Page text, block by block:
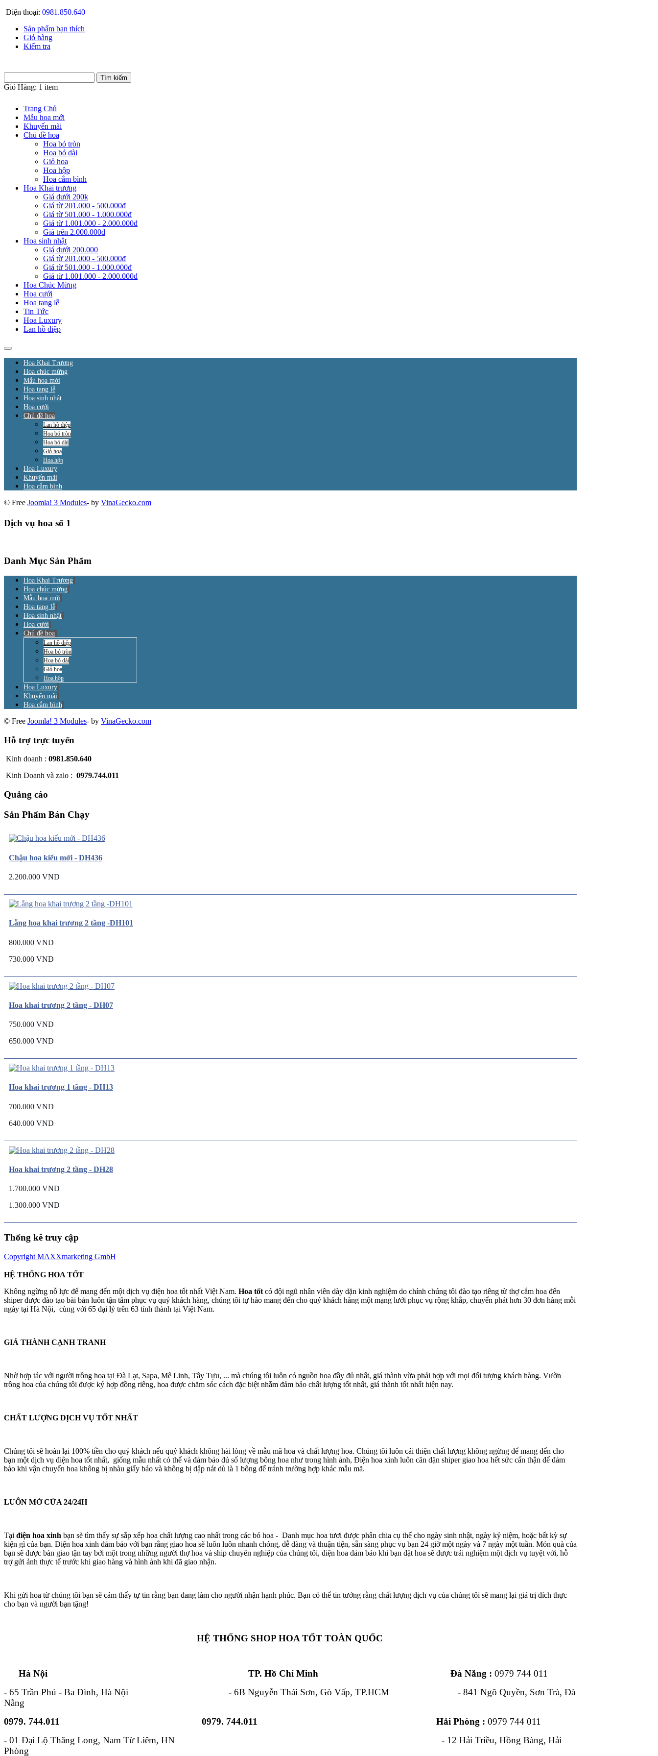
Điện thoại: 0981.850.640
Sản phẩm bạn thích
Giỏ hàng
Kiểm tra
Giỏ Hàng: 1 item
Trang Chủ
Mẫu hoa mới
Khuyến mãi
Chủ đề hoa
Hoa bó tròn
Hoa bó dài
Giỏ hoa
Hoa hộp
Hoa cắm bình
Hoa Khai trương
Giá dưới 200k
Giá từ 201.000 - 500.000đ
Giá từ 501.000 - 1.000.000đ
Giá từ 1.001.000 - 2.000.000đ
Giá trên 2.000.000đ
Hoa sinh nhật
Giá dưới 200.000
Giá từ 201.000 - 500.000đ
Giá từ 501.000 - 1.000.000đ
Giá từ 1.001.000 - 2.000.000đ
Hoa Chúc Mừng
Hoa cưới
Hoa tang lễ
Tin Tức
Hoa Luxury
Lan hồ điệp
Hoa Khai Trương
Hoa chúc mừng
Mẫu hoa mới
Hoa tang lễ
Hoa sinh nhật
Hoa cưới
Chủ đề hoa
Lan hồ điệp
Hoa bó tròn
Hoa bó dài
Giỏ hoa
Hoa hộp
Hoa Luxury
Khuyến mãi
Hoa cắm bình
© Free Joomla! 3 Modules- by VinaGecko.com
Dịch vụ hoa số 1
Danh Mục Sản Phẩm
Hoa Khai Trương
Hoa chúc mừng
Mẫu hoa mới
Hoa tang lễ
Hoa sinh nhật
Hoa cưới
Chủ đề hoa
Lan hồ điệp
Hoa bó tròn
Hoa bó dài
Giỏ hoa
Hoa hộp
Hoa Luxury
Khuyến mãi
Hoa cắm bình
© Free Joomla! 3 Modules- by VinaGecko.com
Hỗ trợ trực tuyến
Kinh doanh : 0981.850.640
Kinh Doanh và zalo : 0979.744.011
Quảng cáo
Sản Phẩm Bán Chạy
Chậu hoa kiểu mới - DH436
2.200.000 VND
Lẵng hoa khai trương 2 tầng -DH101
800.000 VND
730.000 VND
Hoa khai trương 2 tầng - DH07
750.000 VND
650.000 VND
Hoa khai trương 1 tầng - DH13
700.000 VND
640.000 VND
Hoa khai trương 2 tầng - DH28
1.700.000 VND
1.300.000 VND
Thống kê truy cập
Copyright MAXXmarketing GmbH
HỆ THỐNG HOA TỐT
Không ngừng nỗ lực để mang đến một dịch vụ điện hoa tốt nhất Việt Nam. Hoa tốt có đội ngũ nhân viên dày dặn kinh nghiệm do chính chúng tôi đào tạo riêng từ thợ cắm hoa đến
shiper được đào tạo bài bản luôn tận tâm phục vụ quý khách hàng, chúng tôi tự hào mang đến cho quý khách hàng một mạng lưới phục vụ rộng khắp, chuyển phát hơn 30 đơn hàng mỗi
ngày tại Hà Nội, cùng với 65 đại lý trên 63 tỉnh thành tại Việt Nam.
GIÁ THÀNH CẠNH TRANH
Nhờ hợp tác với người trồng hoa tại Đà Lạt, Sapa, Mê Linh, Tây Tựu, ... mà chúng tôi luôn có nguồn hoa đầy đủ nhất, giá thành vừa phải hợp với mọi đối tượng khách hàng. Vườn
trồng hoa của chúng tôi được ký hợp đồng riêng, hoa được chăm sóc cách đặc biệt nhằm đảm bảo chất lượng tốt nhất, giá thành tốt nhất hiện nay.
CHẤT LƯỢNG DỊCH VỤ TỐT NHẤT
Chúng tôi sẽ hoàn lại 100% tiền cho quý khách nếu quý khách không hài lòng về mẫu mã hoa và chất lượng hoa. Chúng tôi luôn cải thiện chất lượng không ngừng để mang đến cho
bạn một dịch vụ điện hoa tốt nhất, giống mẫu nhất có thể và đảm bảo đủ số lượng bông hoa như trong hình ảnh, Điện hoa xinh luôn căn dặn shiper giao hoa hết sức cẩn thận để đảm
bảo khi vận chuyển hoa không bị nhàu giấy báo và không bị dập nát dù là 1 bông để tránh trường hợp khác mẫu mã.
LUÔN MỞ CỬA 24/24H
Tại điện hoa xinh bạn sẽ tìm thấy sự sắp xếp hoa chất lượng cao nhất trong các bó hoa - Danh mục hoa tươi được phân chia cụ thể cho ngày sinh nhật, ngày kỷ niệm, hoặc bất kỳ sự
kiện gì của bạn. Điện hoa xinh đảm bảo với bạn rằng giao hoa sẽ luôn luôn nhanh chóng, dễ dàng và thuận tiện, sẵn sàng phục vụ bạn 24 giờ một ngày và 7 ngày một tuần. Món quà của
bạn sẽ được bàn giao tận tay bởi một trong những người thợ hoa và ship chuyên nghiệp của chúng tôi, điện hoa đảm bảo khi bạn đặt hoa sẽ được trải nghiệm một dịch vụ tuyệt vời, hỗ
trợ gửi ảnh thực tế trước khi giao hàng và hình ảnh khi đã giao nhận.
Khi gửi hoa từ chúng tôi bạn sẽ cảm thấy tự tin rằng bạn đang làm cho người nhận hạnh phúc. Bạn có thể tin tưởng rằng chất lượng dịch vụ của chúng tôi sẽ mang lại giá trị đích thực
cho bạn và người bạn tặng!
HỆ THỐNG SHOP HOA TỐT TOÀN QUỐC
Hà Nội TP. Hồ Chí Minh Đà Nẵng : 0979 744 011
- 65 Trần Phú - Ba Đình, Hà Nội - 6B Nguyễn Thái Sơn, Gò Vấp, TP.HCM - 841 Ngô Quyền, Sơn Trà, Đà
Nẵng
0979. 744.011
0979. 744.011 Hải Phòng : 0979 744 011
- 01 Đại Lộ Thăng Long, Nam Từ Liêm, HN - 12 Hải Triều, Hồng Bàng, Hải
Phòng